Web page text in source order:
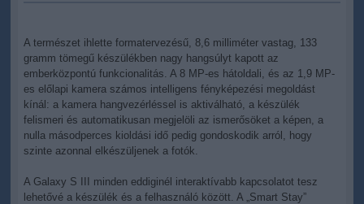
A természet ihlette formatervezésű, 8,6 milliméter vastag, 133
gramm tömegű készülékben nagy hangsúlyt kapott az
emberközpontú funkcionalitás. A 8 MP-es hátoldali, és az 1,9 MP-
es előlapi kamera számos intelligens fényképezési megoldást
kínál: a kamera hangvezérléssel is aktiválható, a készülék
felismeri és automatikusan megjelöli az ismerősöket a képen, a
nulla másodperces kioldási idő pedig gondoskodik arról, hogy
szinte azonnal elkészüljenek a fotók.
A Galaxy S III minden eddiginél interaktívabb kapcsolatot tesz
lehetővé a készülék és a felhasználó között. A „Smart Stay”